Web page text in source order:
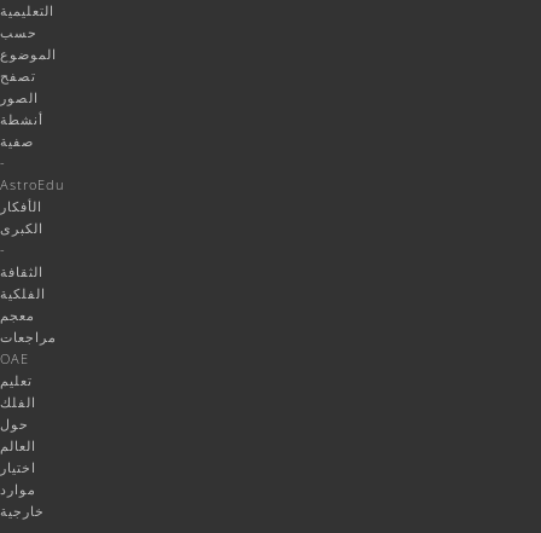
التعليمية
حسب
الموضوع
تصفح
الصور
أنشطة
صفية
-
AstroEdu
الأفكار
الكبرى
-
الثقافة
الفلكية
معجم
مراجعات
OAE
تعليم
الفلك
حول
العالم
اختيار
موارد
خارجية